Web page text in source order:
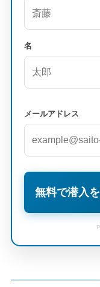
名
メールアドレス
無料で潜入